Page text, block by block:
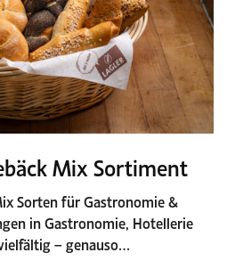
Mix Sortiment
Sorten für Gastronomie &
in Gastronomie, Hotellerie
– genauso…